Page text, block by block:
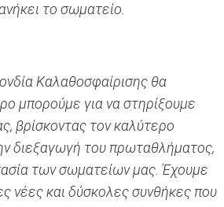
το σωματείο.
Καλαθοσφαίρισης θα
μπορούμε για να στηρίξουμε
βρίσκοντας τον καλύτερο
διεξαγωγή του πρωταθλήματος,
των σωματείων μας. Έχουμε
νέες και δύσκολες συνθήκες που